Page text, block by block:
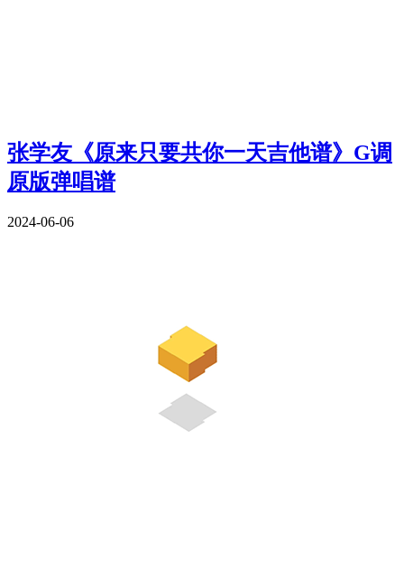
张学友《原来只要共你一天吉他谱》G调
原版弹唱谱
2024-06-06